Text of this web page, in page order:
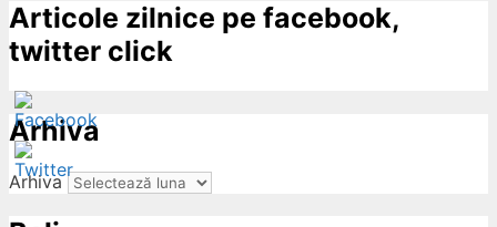
Articole zilnice pe facebook,
twitter click
Arhiva
Arhiva